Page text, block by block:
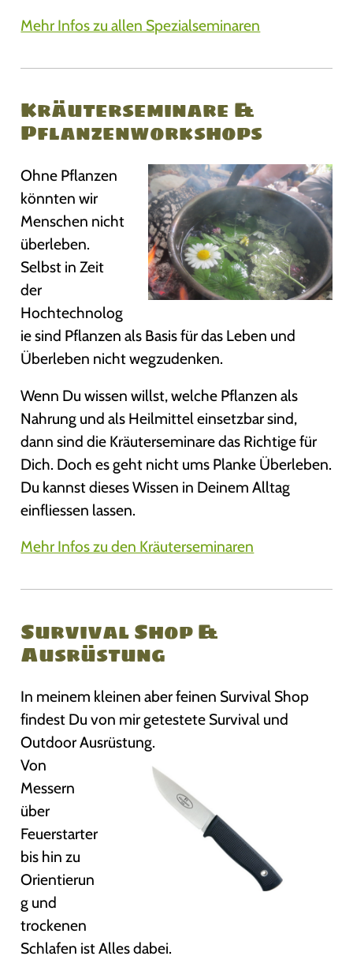
Mehr Infos zu allen Spezialseminaren
Kräuterseminare &
Pflanzenworkshops
Ohne Pflanzen
könnten wir
Menschen nicht
überleben.
Selbst in Zeit
der
Hochtechnolog
ie sind Pflanzen als Basis für das Leben und
Überleben nicht wegzudenken.
Wenn Du wissen willst, welche Pflanzen als
Nahrung und als Heilmittel einsetzbar sind,
dann sind die Kräuterseminare das Richtige für
Dich. Doch es geht nicht ums Planke Überleben.
Du kannst dieses Wissen in Deinem Alltag
einfliessen lassen.
Mehr Infos zu den Kräuterseminaren
Survival Shop &
Ausrüstung
In meinem kleinen aber feinen Survival Shop
findest Du von mir getestete Survival und
Outdoor Ausrüstung.
Von
Messern
über
Feuerstarter
bis hin zu
Orientierun
g und
trockenen
Schlafen ist Alles dabei.